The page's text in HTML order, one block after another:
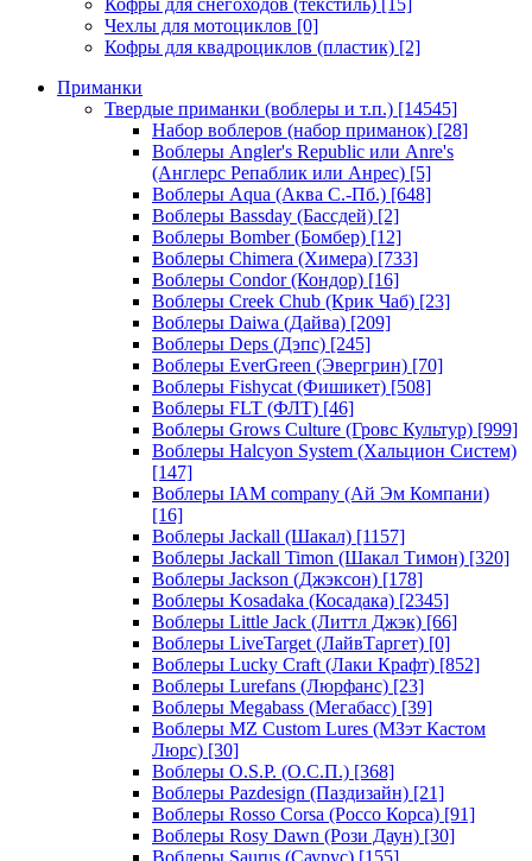
Кофры для снегоходов (текстиль) [15]
Чехлы для мотоциклов [0]
Кофры для квадроциклов (пластик) [2]
Приманки
Твердые приманки (воблеры и т.п.) [14545]
Набор воблеров (набор приманок) [28]
Воблеры Angler's Republic или Anre's
(Англерс Репаблик или Анрес) [5]
Воблеры Aqua (Аква С.-Пб.) [648]
Воблеры Bassday (Бассдей) [2]
Воблеры Bomber (Бомбер) [12]
Воблеры Chimera (Химера) [733]
Воблеры Condor (Кондор) [16]
Воблеры Creek Chub (Крик Чаб) [23]
Воблеры Daiwa (Дайва) [209]
Воблеры Deps (Дэпс) [245]
Воблеры EverGreen (Эвергрин) [70]
Воблеры Fishycat (Фишикет) [508]
Воблеры FLT (ФЛТ) [46]
Воблеры Grows Culture (Гровс Культур) [999]
Воблеры Halcyon System (Хальцион Систем)
[147]
Воблеры IAM company (Ай Эм Компани)
[16]
Воблеры Jackall (Шакал) [1157]
Воблеры Jackall Timon (Шакал Тимон) [320]
Воблеры Jackson (Джэксон) [178]
Воблеры Kosadaka (Косадака) [2345]
Воблеры Little Jack (Литтл Джэк) [66]
Воблеры LiveTarget (ЛайвТаргет) [0]
Воблеры Lucky Craft (Лаки Крафт) [852]
Воблеры Lurefans (Люрфанс) [23]
Воблеры Megabass (Мегабасс) [39]
Воблеры MZ Custom Lures (МЗэт Кастом
Люрс) [30]
Воблеры O.S.P. (О.С.П.) [368]
Воблеры Pazdesign (Паздизайн) [21]
Воблеры Rosso Corsa (Россо Корса) [91]
Воблеры Rosy Dawn (Рози Даун) [30]